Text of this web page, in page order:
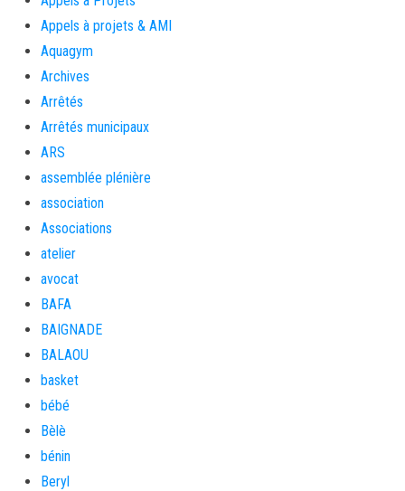
Appels à projets & AMI
Aquagym
Archives
Arrêtés
Arrêtés municipaux
ARS
assemblée plénière
association
Associations
atelier
avocat
BAFA
BAIGNADE
BALAOU
basket
bébé
Bèlè
bénin
Beryl